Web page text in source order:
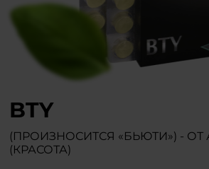
BTY
(ПРОИЗНОСИТСЯ «БЬЮТИ») - ОТ
(КРАСОТА)